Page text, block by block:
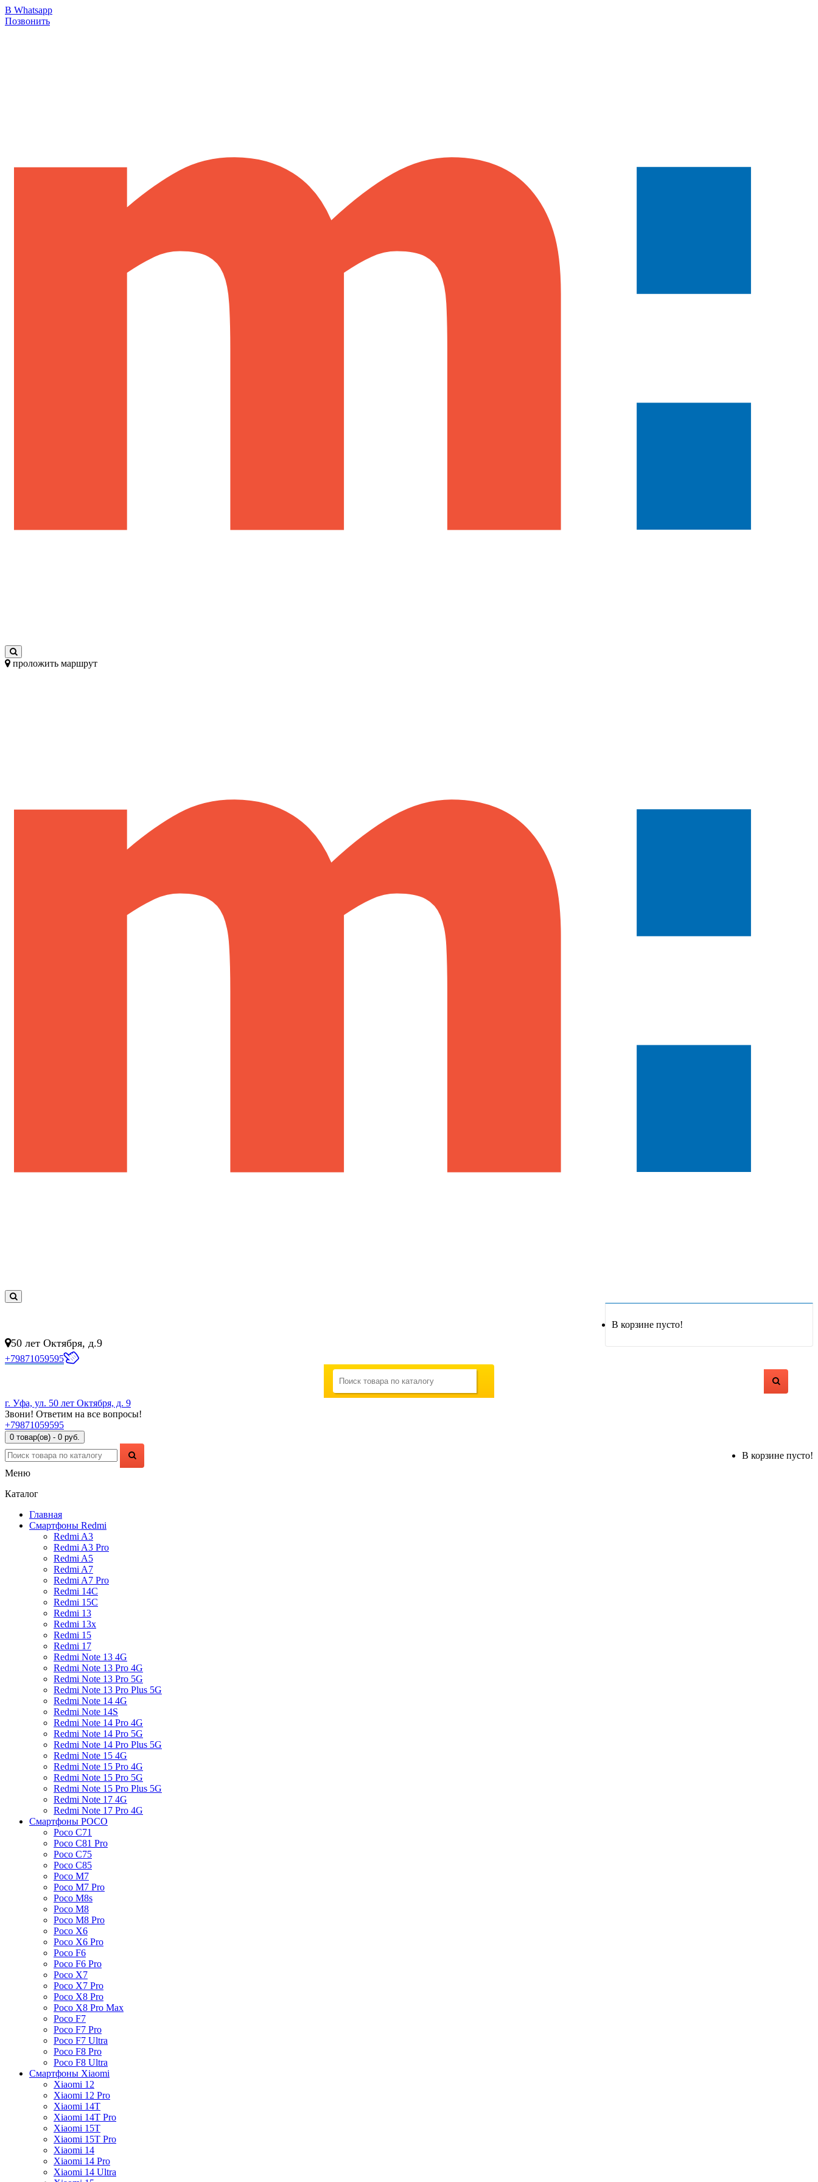
В Whatsapp
Позвонить
проложить маршрут
В корзине пусто!
50 лет Октября, д.9
+79871059595
г. Уфа, ул. 50 лет Октября, д. 9
Звони! Ответим на все вопросы!
+79871059595
0 товар(ов) - 0 руб.
В корзине пусто!
Меню
Каталог
Главная
Смартфоны Redmi
Redmi A3
Redmi A3 Pro
Redmi A5
Redmi A7
Redmi A7 Pro
Redmi 14C
Redmi 15C
Redmi 13
Redmi 13x
Redmi 15
Redmi 17
Redmi Note 13 4G
Redmi Note 13 Pro 4G
Redmi Note 13 Pro 5G
Redmi Note 13 Pro Plus 5G
Redmi Note 14 4G
Redmi Note 14S
Redmi Note 14 Pro 4G
Redmi Note 14 Pro 5G
Redmi Note 14 Pro Plus 5G
Redmi Note 15 4G
Redmi Note 15 Pro 4G
Redmi Note 15 Pro 5G
Redmi Note 15 Pro Plus 5G
Redmi Note 17 4G
Redmi Note 17 Pro 4G
Смартфоны POCO
Poco C71
Poco C81 Pro
Poco C75
Poco C85
Poco M7
Poco M7 Pro
Poco M8s
Poco M8
Poco M8 Pro
Poco X6
Poco X6 Pro
Poco F6
Poco F6 Pro
Poco X7
Poco X7 Pro
Poco X8 Pro
Poco X8 Pro Max
Poco F7
Poco F7 Pro
Poco F7 Ultra
Poco F8 Pro
Poco F8 Ultra
Смартфоны Xiaomi
Xiaomi 12
Xiaomi 12 Pro
Xiaomi 14T
Xiaomi 14T Pro
Xiaomi 15T
Xiaomi 15T Pro
Xiaomi 14
Xiaomi 14 Pro
Xiaomi 14 Ultra